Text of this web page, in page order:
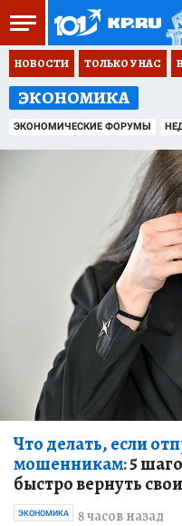
НОВОСТИ ТОЛЬКО У НАС
ЭКОНОМИКА
ЭКОНОМИЧЕСКИЕ ФОРУМЫ
Что делать, если
мошенникам:5
быстро вернуть
8 часов назад
ЭКОНОМИКА